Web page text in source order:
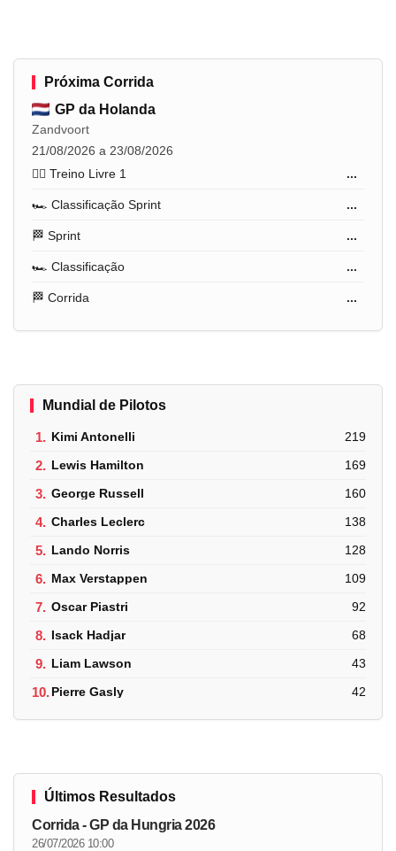
Próxima Corrida
GP da Holanda
Zandvoort
21/08/2026 a 23/08/2026
🏋️‍♂️ Treino Livre 1
...
🏎️ Classificação Sprint ...
🏁 Sprint ...
🏎️ Classificação ...
🏁 Corrida ...
Mundial de Pilotos
1. Kimi Antonelli 219
2. Lewis Hamilton 169
3. George Russell 160
4. Charles Leclerc 138
5. Lando Norris 128
6. Max Verstappen 109
7. Oscar Piastri 92
8. Isack Hadjar 68
9. Liam Lawson 43
10.Pierre Gasly 42
Últimos Resultados
Corrida - GP da Hungria 2026
26/07/2026 10:00